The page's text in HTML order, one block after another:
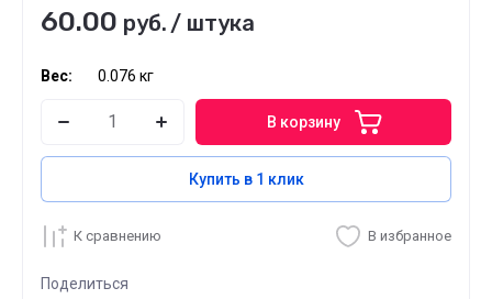
60.00 руб. / штука
Вес: 0.076 кг
В корзину
Купить в 1 клик
К сравнению В избранное
Поделиться